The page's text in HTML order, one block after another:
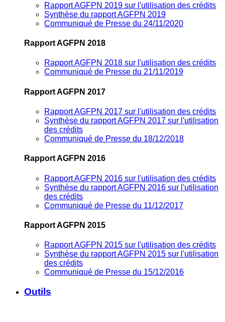
Rapport AGFPN 2019 sur l'utilisation des crédits
Synthèse du rapport AGFPN 2019
Communiqué de Presse du 24/11/2020
Rapport AGFPN 2018
Rapport AGFPN 2018 sur l'utilisation des crédits
Communiqué de Presse du 21/11/2019
Rapport AGFPN 2017
Rapport AGFPN 2017 sur l'utilisation des crédits
Synthèse du rapport AGFPN 2017 sur l'utilisation
des crédits
Communiqué de Presse du 18/12/2018
Rapport AGFPN 2016
Rapport AGFPN 2016 sur l'utilisation des crédits
Synthèse du rapport AGFPN 2016 sur l'utilisation
des crédits
Communiqué de Presse du 11/12/2017
Rapport AGFPN 2015
Rapport AGFPN 2015 sur l'utilisation des crédits
Synthèse du rapport AGFPN 2015 sur l'utilisation
des crédits
Communiqué de Presse du 15/12/2016
Outils